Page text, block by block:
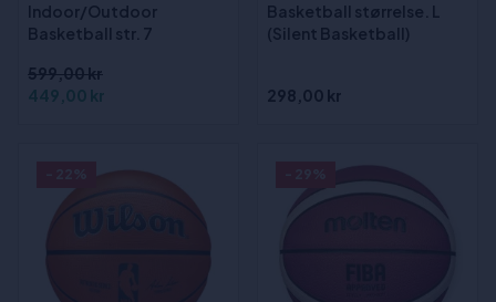
Indoor/Outdoor
Basketball str. 7
599,00 kr
449,00 kr
Basketball størrelse. L
(Silent Basketball)
298,00 kr